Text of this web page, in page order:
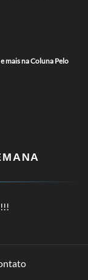
mais na Coluna Pelo